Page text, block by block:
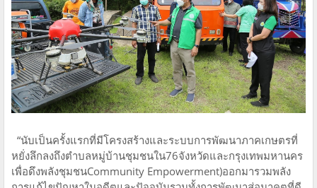
“นับเป็นครั้งแรกที่มีโครงสร้างและระบบการพัฒนาภาคเกษตรที่
หยั่งลึกลงถึงตำบลหมู่บ้านชุมชนใน76จังหวัดและกรุงเทพมหานคร
เพื่อดึงพลังชุมชนCommunity Empowerment)ออกมารวมพลัง